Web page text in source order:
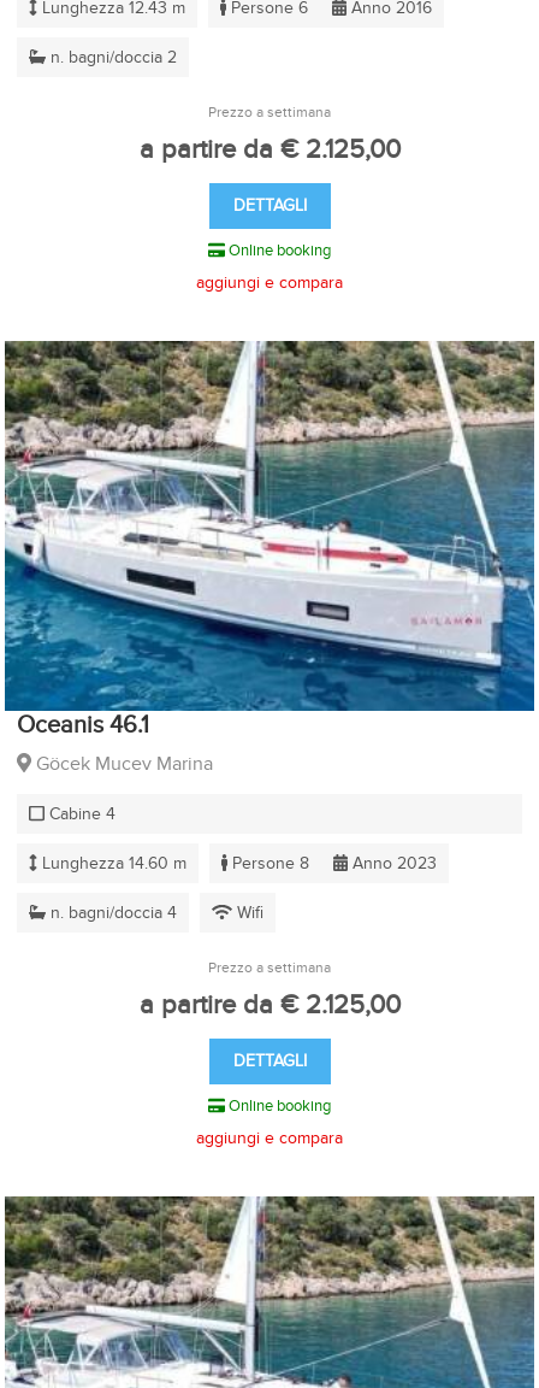
Lunghezza 12.43 m Persone 6 Anno 2016
n. bagni/doccia 2
Prezzo a settimana
a partire da € 2.125,00
DETTAGLI
Online booking
aggiungi e compara
Oceanis 46.1
Göcek Mucev Marina
Cabine 4
Lunghezza 14.60 m Persone 8 Anno 2023
n. bagni/doccia 4 Wifi
Prezzo a settimana
a partire da € 2.125,00
DETTAGLI
Online booking
aggiungi e compara